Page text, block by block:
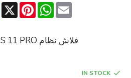
X
Pinterest
WhatsAppEmail
فلاش نظام WINDOWS 11 PRO
IN STOCK